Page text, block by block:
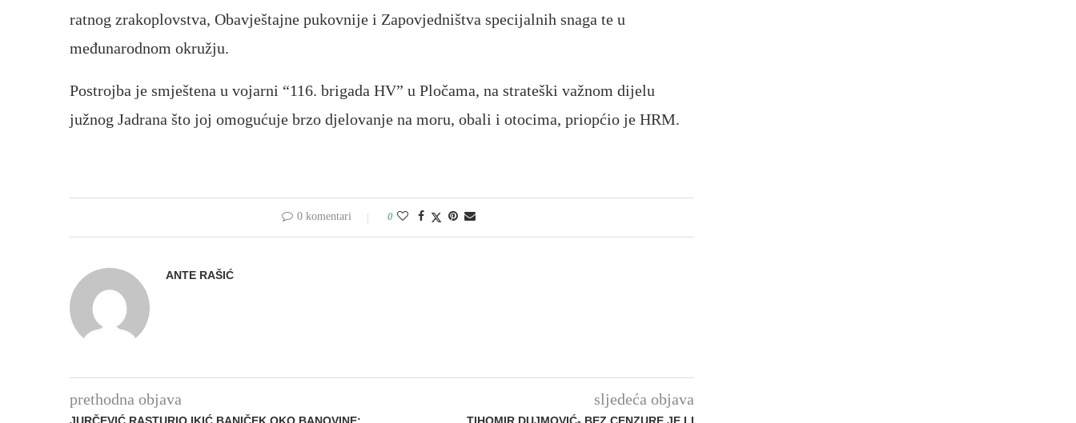
ratnog zrakoplovstva, Obavještajne pukovnije i Zapovjedništva specijalnih snaga te u
međunarodnom okružju.
Postrojba je smještena u vojarni “116. brigada HV” u Pločama, na strateški važnom dijelu
južnog Jadrana što joj omogućuje brzo djelovanje na moru, obali i otocima, priopćio je HRM.
0 komentari 0
ANTE RAŠIĆ
prethodna objava
JURČEVIĆ RASTURIO IKIĆ BANIČEK OKO BANOVINE:
sljedeća objava
TIHOMIR DUJMOVIĆ- BEZ CENZURE JE LI